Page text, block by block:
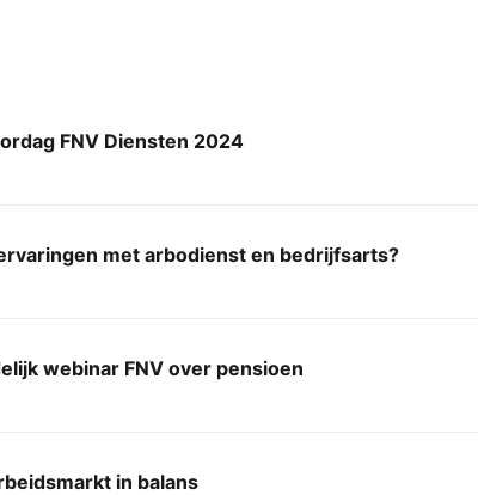
FNV Diensten 2024
met arbodienst en bedrijfsarts?
webinar FNV over pensioen
in balans